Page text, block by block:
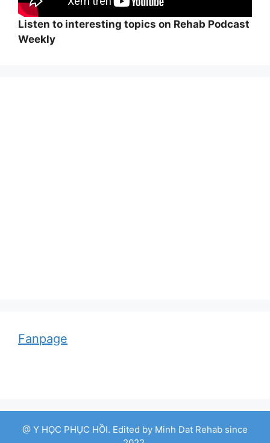
Listen to interesting topics on Rehab Podcast
Weekly
Fanpage
@ Y HỌC PHỤC HỒI. Edited by Minh Dat Rehab since